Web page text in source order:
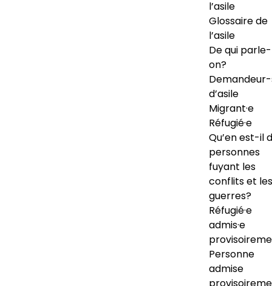
l’asile
Glossaire de
l’asile
De qui
on?
d’asile
Migrant·e
Réfugié·e
Qu’en est-il
personnes
fuyant les
conflits et les
guerres?
Réfugié·e
admis·e
Personne
admise